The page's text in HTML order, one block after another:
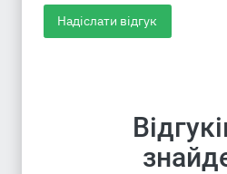
Надіслати відгук